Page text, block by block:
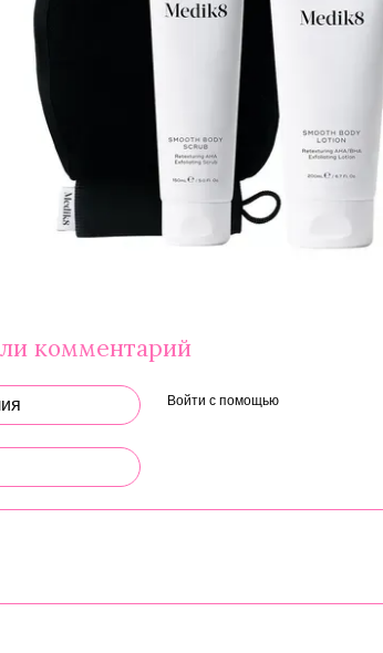
комментарий
Войти с помощью